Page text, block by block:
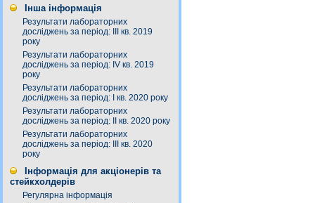
Інша інформація
Результати лабораторних
досліджень за період: III кв. 2019
року
Результати лабораторних
досліджень за період: IV кв. 2019
року
Результати лабораторних
досліджень за період: I кв. 2020 року
Результати лабораторних
досліджень за період: ІI кв. 2020 року
Результати лабораторних
досліджень за період: ІІІ кв. 2020
року
Інформація для акціонерів та
стейкхолдерів
Регулярна інформація